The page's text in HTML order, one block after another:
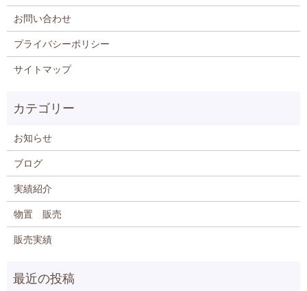
お問い合わせ
プライバシーポリシー
サイトマップ
お知らせ
ブログ
実績紹介
物置 販売
販売実績